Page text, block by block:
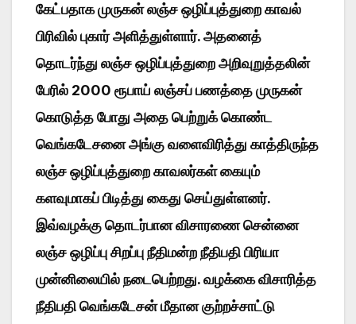
கேட்பதாக முருகன் லஞ்ச ஒழிப்புத்துறை காவல்
பிரிவில் புகார் அளித்துள்ளார். அதனைத்
தொடர்ந்து லஞ்ச ஒழிப்புத்துறை அறிவுறுத்தலின்
பேரில் 2000 ரூபாய் லஞ்சப் பணத்தை முருகன்
கொடுத்த போது அதை பெற்றுக் கொண்ட
வெங்கடேசனை அங்கு வளைவிரித்து காத்திருந்த
லஞ்ச ஒழிப்புத்துறை காவலர்கள் கையும்
களவுமாகப் பிடித்து கைது செய்துள்ளனர்.
இவ்வழக்கு தொடர்பான விசாரணை சென்னை
லஞ்ச ஒழிப்பு சிறப்பு நீதிமன்ற நீதிபதி பிரியா
முன்னிலையில் நடைபெற்றது. வழக்கை விசாரித்த
நீதிபதி வெங்கடேசன் மீதான குற்றச்சாட்டு